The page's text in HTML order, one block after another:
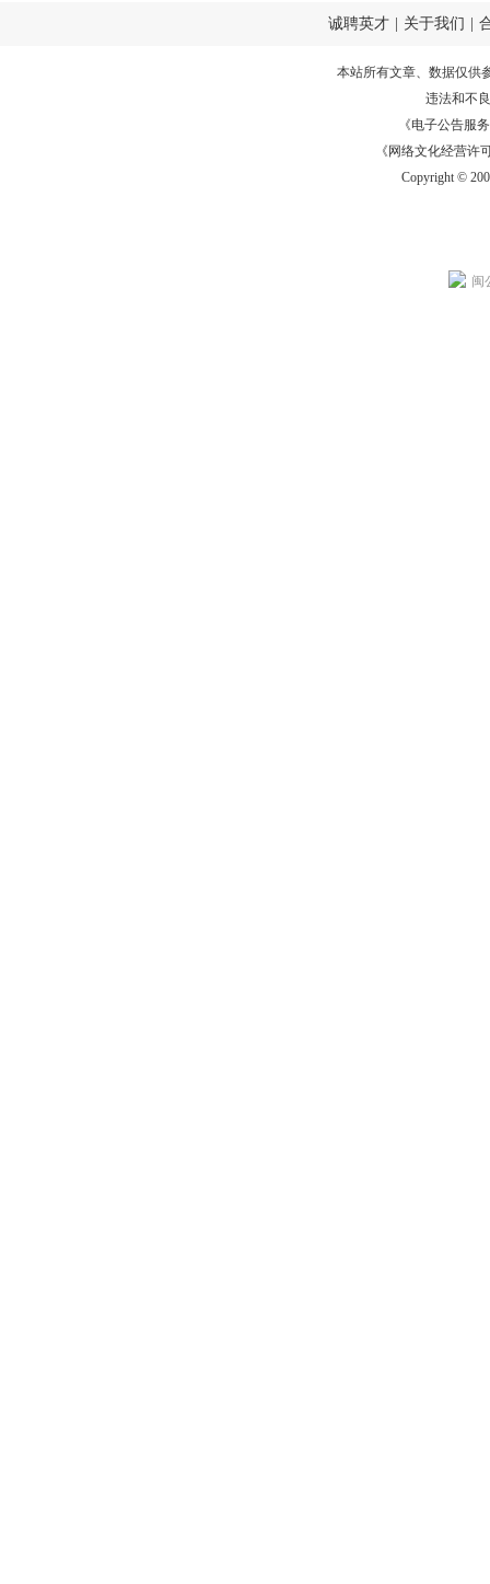
诚聘英才 关于我们
本站所有文章、数据仅供
违法和不
《电子公告服务
《网络文化经营许
Copyright ©
闽